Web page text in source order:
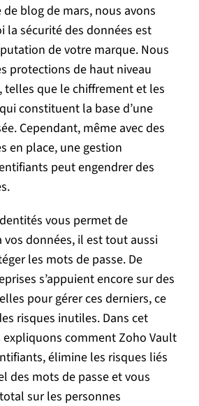
blog de mars, nous avons
la sécurité des données est
de votre marque. Nous
protections de haut niveau
telles que le chiffrement et les
constituent la base d’une
Cependant, même avec des
en place, une gestion
peut engendrer des
vous permet de
vos données, il est tout aussi
les mots de passe. De
s’appuient encore sur des
pour gérer ces derniers, ce
risques inutiles. Dans cet
expliquons commentZoho Vault
élimine les risques liés
des mots de passe et vous
sur les personnes